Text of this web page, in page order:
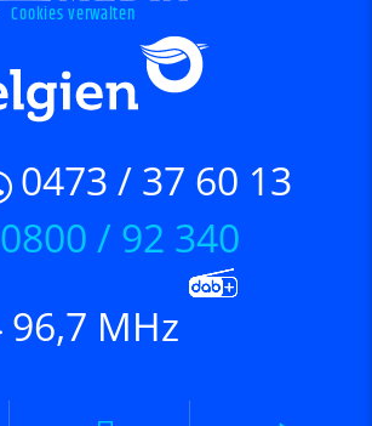
Cookies verwalten
0473 / 37 60 13
0800 / 92 340
96,7 MHz